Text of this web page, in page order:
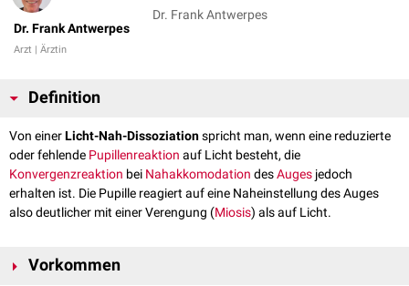
Dr. Frank Antwerpes
Arzt | Ärztin
Dr. Frank Antwerpes
Definition
Von einerLicht-Nah-Dissoziationspricht man, wenn eine reduzierte
oder feh­lende Pupillenreaktion auf Licht besteht, die
Konvergenzreaktion bei Nahakkomodation desAuges jedoch
erhalten ist. Die Pupille reagiert auf eine Naheinstellung des Auges
also deutlicher mit einer Verengung (Miosis) als auf Licht.
Vorkommen